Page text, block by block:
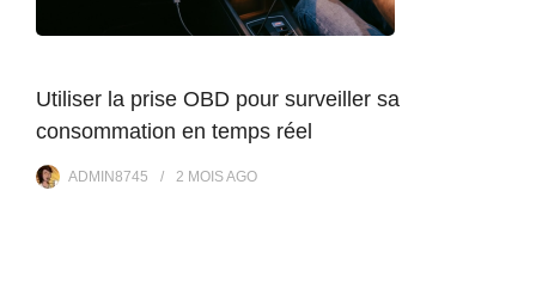
Utiliser la prise OBD pour surveiller sa
consommation en temps réel
ADMIN8745 2 MOISAGO